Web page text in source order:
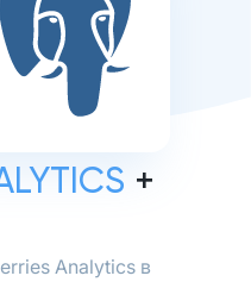
+
Analytics в